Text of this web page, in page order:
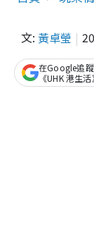
文: 黃卓瑩
在Google追蹤
《UHK 港生活